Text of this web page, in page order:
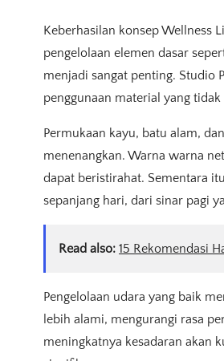
Keberhasilan konsep Wellness
pengelolaan elemen dasar
menjadi sangat penting. Studio
penggunaan material yang
Permukaan kayu, batu alam,
menenangkan. Warna warna
dapat beristirahat. Sementara
sepanjang hari, dari sinar pagi
Read also: 15 Rekomendasi
Pengelolaan udara yang baik
lebih alami, mengurangi rasa
meningkatnya kesadaran akan